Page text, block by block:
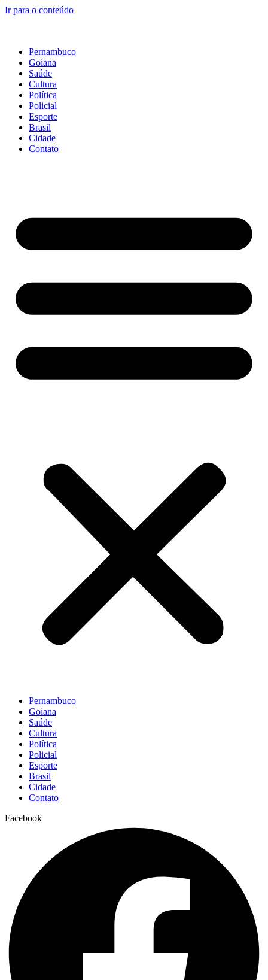
Ir para o conteúdo
Pernambuco
Goiana
Saúde
Cultura
Política
Policial
Esporte
Brasil
Cidade
Contato
Pernambuco
Goiana
Saúde
Cultura
Política
Policial
Esporte
Brasil
Cidade
Contato
Facebook